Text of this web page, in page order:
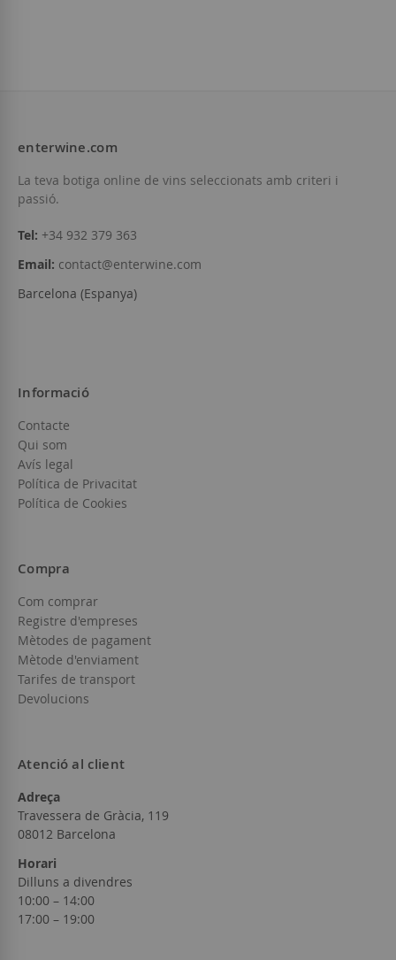
Afegir a la llista de desitjos Afegir a la llista
enterwine.com
La teva botiga online de vins seleccionats amb criteri i
passió.
Tel: +34 932 379 363
Email: contact@enterwine.com
Barcelona (Espanya)
Informació
Contacte
Qui som
Avís legal
Política de Privacitat
Política de Cookies
Compra
Com comprar
Registre d'empreses
Mètodes de pagament
Mètode d'enviament
Tarifes de transport
Devolucions
Atenció al client
Adreça
Travessera de Gràcia, 119
08012 Barcelona
Horari
Dilluns a divendres
10:00 – 14:00
17:00 – 19:00